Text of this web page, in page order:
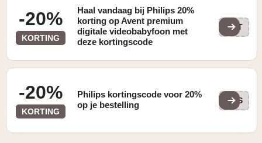
-20%
KORTING
Haal vandaag bij Philips 20%
korting op Avent premium
digitale videobabyfoon met
deze kortingscode
DOT
-20%
KORTING
Philips kortingscode voor 20%
op je bestelling
BTS